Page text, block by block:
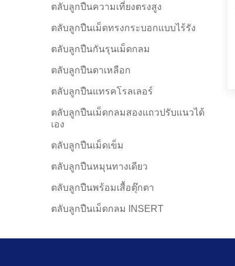
ตลับลูกปืนความเที่ยงตรงสูง
ตลับลูกปืนเม็ดทรงกระบอกแบบไร้รัง
ตลับลูกปืนกันรุนเม็ดกลม
ตลับลูกปืนตาเหลือก
ตลับลูกปืนแทรคโรลเลอร์
ตลับลูกปืนเม็ดกลมสองแถวปรับแนวได้
เอง
ตลับลูกปืนเม็ดเข็ม
ตลับลูกปืนหมุนทางเดียว
ตลับลูกปืนพร้อมเสื้อตุ๊กตา
ตลับลูกปืนเม็ดกลม INSERT